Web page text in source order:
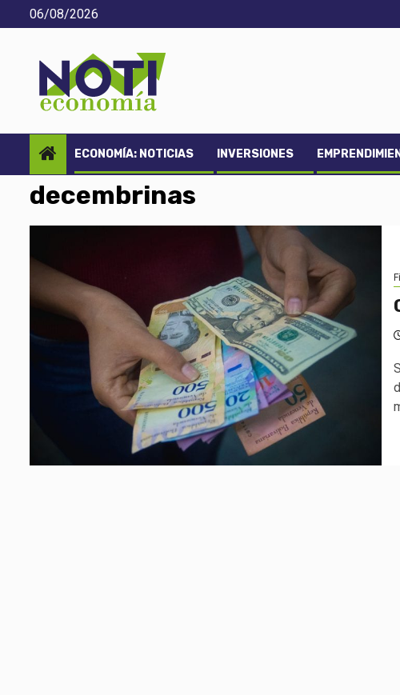
Saltar
al
06/08/2026
ECONOMÍA: NOTICIAS INVERSIONES
decembrinas